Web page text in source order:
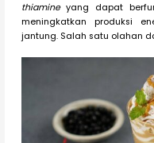
thiamineyang dapat
meningkatkan produksi
jantung. Salah satu olahan